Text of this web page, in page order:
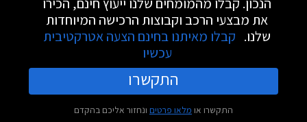
את מבצעי הרכב וקבוצות הרכישה המיוחדות
שלנו. קבלו מאיתנו בחינם הצעה אטרקטיבית
עכשיו
התקשרו
התקשרו או מלאו פרטים ונחזור אליכם בהקדם